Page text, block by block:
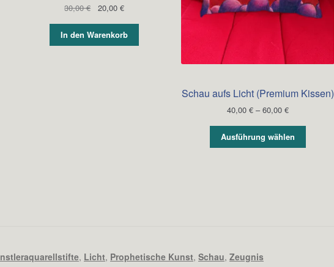
30,00€
Ursprünglicher
war:
30,00 €
20,00€Aktueller
ist:
20,00 €.
In den Warenkorb
Schau aufs Licht (Premium Kissen)
40,00€ –60,00€Preisspanne:
bis
60,00 €
Ausführung wählen
, Licht, Prophetische Kunst,Schau,Zeugnis